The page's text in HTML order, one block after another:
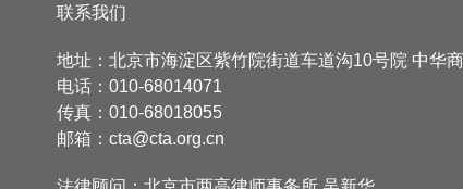
联系我们
地址：北京市海淀区紫竹院街道车道沟10号院 中华
电话：010-68014071
传真：010-68018055
邮箱：cta@cta.org.cn